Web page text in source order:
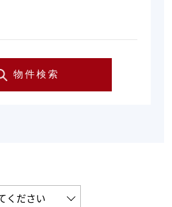
物件検索